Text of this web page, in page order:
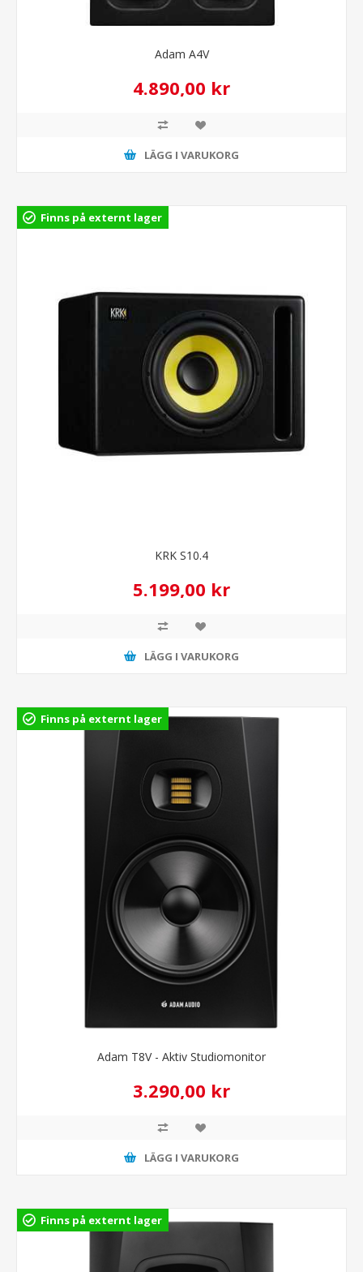
Adam A4V
4.890,00 kr
LÄGG I VARUKORG
Finns på externt lager
KRK S10.4
5.199,00 kr
LÄGG I VARUKORG
Finns på externt lager
Adam T8V - Aktiv Studiomonitor
3.290,00 kr
LÄGG I VARUKORG
Finns på externt lager